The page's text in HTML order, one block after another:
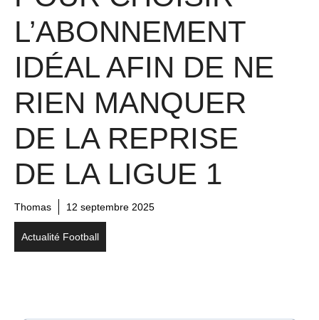
L’ABONNEMENT
IDÉAL AFIN DE NE
RIEN MANQUER
DE LA REPRISE
DE LA LIGUE 1
Thomas 12 septembre 2025
Actualité Football